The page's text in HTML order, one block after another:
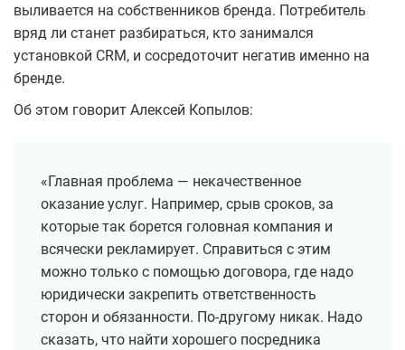
выливается на собственников бренда. Потребитель
вряд ли станет разбираться, кто занимался
установкой CRM, и сосредоточит негатив именно на
бренде.
Об этом говорит Алексей Копылов:
«Главная проблема — некачественное
оказание услуг. Например, срыв сроков, за
которые так борется головная компания и
всячески рекламирует. Справиться с этим
можно только с помощью договора, где надо
юридически закрепить ответственность
сторон и обязанности. По-другому никак. Надо
сказать, что найти хорошего посредника